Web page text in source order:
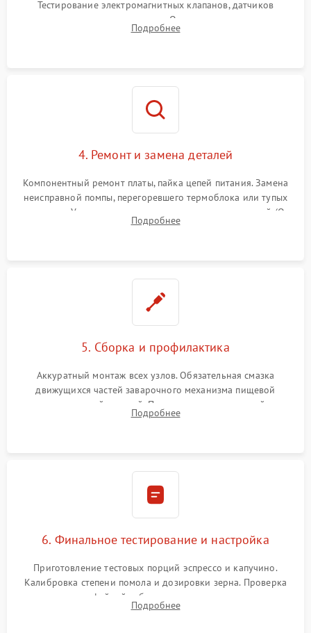
Тестирование электромагнитных клапанов, датчиков
температуры и расходомера. Оценка степени износа
жерновов кофемолки, уплотнительных колец гидросистемы
Подробнее
4. Ремонт и замена деталей
Компонентный ремонт платы, пайка цепей питания. Замена
неисправной помпы, перегоревшего термоблока или тупых
жерновов. Установка новых силиконовых уплотнителей (O-
ring) и тефлоновых трубок для надежного устранения
Подробнее
5. Сборка и профилактика
Аккуратный монтаж всех узлов. Обязательная смазка
движущихся частей заварочного механизма пищевой
силиконовой смазкой. Проведение программной
декальцинации и очистки системы от кофейных масел.
Подробнее
6. Финальное тестирование и настройка
Приготовление тестовых порций эспрессо и капучино.
Калибровка степени помола и дозировки зерна. Проверка
плотности кофейной таблетки, температуры напитка и
качества молочной пены. Контроль отсутствия посторонних
Подробнее